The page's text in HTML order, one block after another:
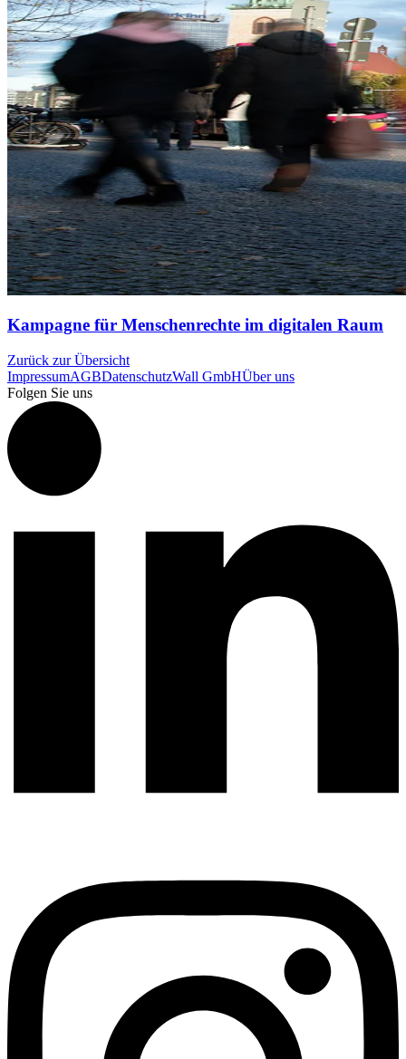
Kampagne für Menschenrechte im digitalen Raum
Zurück zur Übersicht
ImpressumAGBDatenschutzWall GmbHÜber uns
Folgen Sie uns